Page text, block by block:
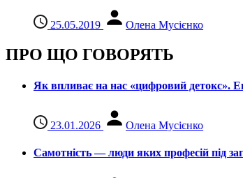
25.05.2019 Олена Мусієнко
ПРО ЩО ГОВОРЯТЬ
Як впливає на нас «цифровий детокс».
23.01.2026 Олена Мусієнко
Самотність — люди яких професій під